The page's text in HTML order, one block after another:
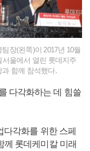
장(왼쪽)이 2017년 10월
울에서 열린 롯데지주
함께 참석했다.
다각화하는 데 힘쓸
다각화를 위한 스페
께 롯데케미칼 미래